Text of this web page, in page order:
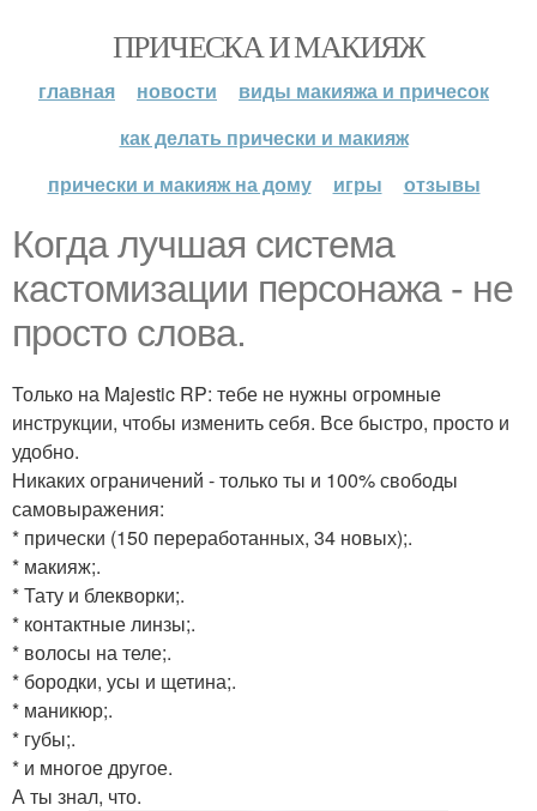
ПРИЧЕСКА И МАКИЯЖ
главная новости
виды макияжа и причесок
как делать прически и макияж
прически и макияж на дому
игры отзывы
Когда лучшая система
кастомизации персонажа - не
просто слова.
Только на Majestic RP: тебе не нужны огромные
инструкции, чтобы изменить себя. Все быстро, просто и
удобно.
Никаких ограничений - только ты и 100% свободы
самовыражения:
* прически (150 переработанных, 34 новых);.
* макияж;.
* Тату и блекворки;.
* контактные линзы;.
* волосы на теле;.
* бородки, усы и щетина;.
* маникюр;.
* губы;.
* и многое другое.
А ты знал, что.